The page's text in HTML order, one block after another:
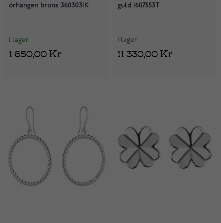
örhängen brons 3603031K
I lager
1 650,00 Kr
guld 1607553T
I lager
11 330,00 Kr